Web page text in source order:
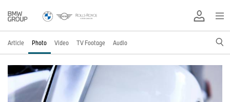
Article Photo Video TV Footage Audio